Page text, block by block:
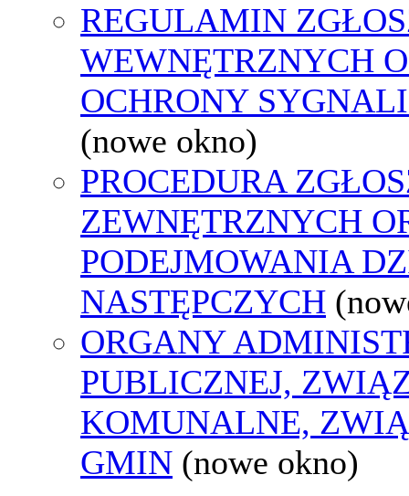
REGULAMIN
WEWNĘTRZNYCH
OCHRONY
(nowe okno)
PROCEDURA
ZEWNĘTRZNYCH
PODEJMOWANIA
NASTĘPCZYCH
ORGANY
PUBLICZNEJ,
KOMUNALNE,
GMIN (nowe okno)